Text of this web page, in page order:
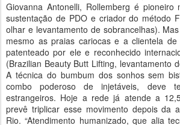
Giovanna Antonelli, Rollemberg é
sustentação de PDO e criador do método
olhar e levantamento de sobrancelhas).
mesmo as praias cariocas e a clientela
patenteado por ele e reconhecido
(Brazilian Beauty Butt Lifting, levantamento
A técnica do bumbum dos sonhos sem
combo poderoso de injetáveis, deve
estrangeiros. Hoje a rede já atende a
prevê triplicar esse movimento depois da
Rio. “Atendimento humanizado, que alia